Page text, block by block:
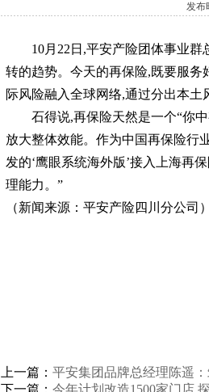
发布
10月22日,平安产险团体事业
转的趋势。今天的再保险,既要服务
际风险融入全球网络,通过分出本土
石得说,再保险天然是一个“你
放大整体效能。作为中国再保险行
发的‘鹰眼系统海外版’接入上海再
理能力。”
（新闻来源：平安产险四川分公司）
上一篇： 平安集团品牌总经理陈遥
下一篇： 今年计划改造1500家门店